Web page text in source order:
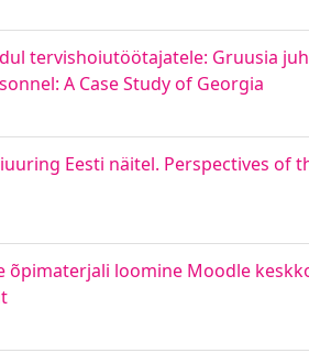
tervishoiutöötajatele: Gruusia
A Case Study of Georgia
Eesti näitel. Perspectives of
õpimaterjali loomine Moodle